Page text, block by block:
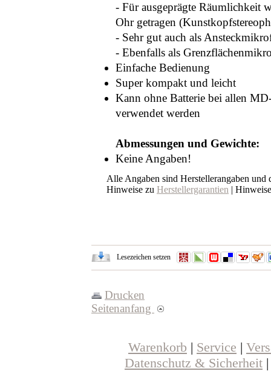
- Für ausgeprägte Räumlichkeit
Ohr getragen
- Sehr gut auch als
- Ebenfalls als
Einfache Bedienung
Super kompakt und leicht
Kann ohne Batterie bei allen
verwendet werden
Abmessungen und Gewichte:
Keine Angaben!
Alle Angaben sind Herstellerangaben und
Hinweise zu Herstellergarantien |
Lesezeichen setzen
Drucken
Seitenanfang
Warenkorb | Service |
Datenschutz & Sicherheit